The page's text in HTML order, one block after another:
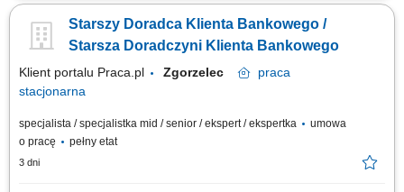
finansowych do potrzeb klientów. Wsparcie klientów w bankowości
codziennej, internetowej i mobilnej. Aktywna sprzedaż produktów
Starszy Doradca Klienta Bankowego /
Starsza Doradczyni Klienta Bankowego
Klient portalu Praca.pl Zgorzelec
praca
stacjonarna
specjalista / specjalistka mid / senior / ekspert / ekspertka
umowa
o pracę
pełny etat
3 dni